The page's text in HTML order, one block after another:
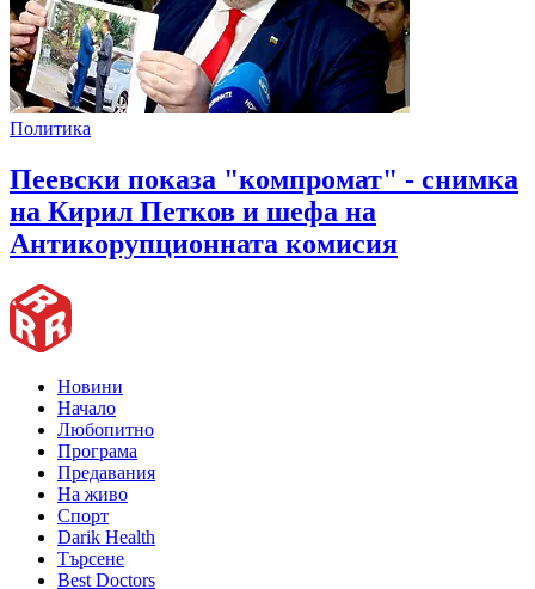
Политика
Пеевски показа "компромат" - снимка
на Кирил Петков и шефа на
Антикорупционната комисия
Новини
Начало
Любопитно
Програма
Предавания
На живо
Спорт
Darik Health
Търсене
Best Doctors